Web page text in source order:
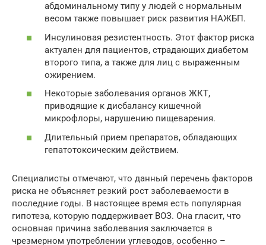
абдоминальному типу у людей с нормальным
весом также повышает риск развития НАЖБП.
Инсулиновая резистентность. Этот фактор риска
актуален для пациентов, страдающих диабетом
второго типа, а также для лиц с выраженным
ожирением.
Некоторые заболевания органов ЖКТ,
приводящие к дисбалансу кишечной
микрофлоры, нарушению пищеварения.
Длительный прием препаратов, обладающих
гепатотоксическим действием.
Специалисты отмечают, что данный перечень факторов
риска не объясняет резкий рост заболеваемости в
последние годы. В настоящее время есть популярная
гипотеза, которую поддерживает ВОЗ. Она гласит, что
основная причина заболевания заключается в
чрезмерном употреблении углеводов, особенно –